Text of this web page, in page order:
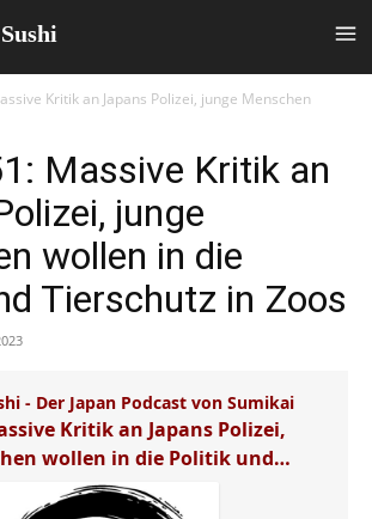
Kritik an Japans Polizei, junge Menschen
Massive Kritik an
junge
wollen in die
Tierschutz in Zoos